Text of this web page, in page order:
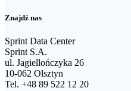
Znajdź nas
Sprint Data Center
Sprint S.A.
ul. Jagiellończyka 26
10-062 Olsztyn
Tel. +48 89 522 12 20